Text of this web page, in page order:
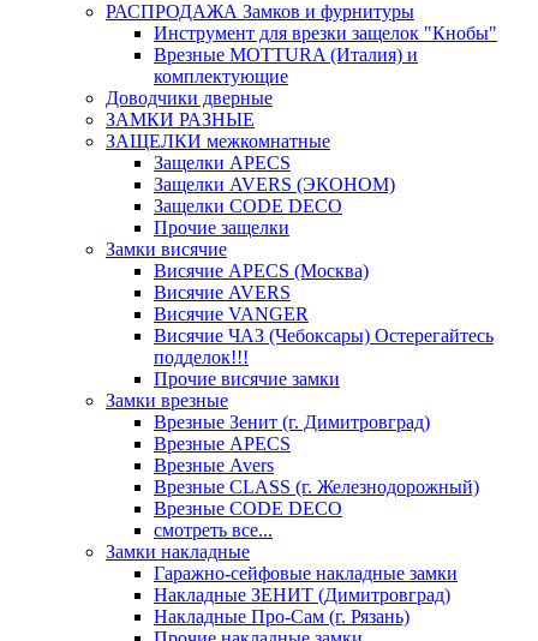
РАСПРОДАЖА Замков и фурнитуры
Инструмент для врезки защелок "Кнобы"
Врезные MOTTURA (Италия) и
комплектующие
Доводчики дверные
ЗАМКИ РАЗНЫЕ
ЗАЩЕЛКИ межкомнатные
Защелки APECS
Защелки AVERS (ЭКОНОМ)
Защелки CODE DECO
Прочие защелки
Замки висячие
Висячие APECS (Москва)
Висячие AVERS
Висячие VANGER
Висячие ЧАЗ (Чебоксары) Остерегайтесь
подделок!!!
Прочие висячие замки
Замки врезные
Врезные Зенит (г. Димитровград)
Врезные APECS
Врезные Avers
Врезные CLASS (г. Железнодорожный)
Врезные CODE DECO
смотреть все...
Замки накладные
Гаражно-сейфовые накладные замки
Накладные ЗЕНИТ (Димитровград)
Накладные Про-Сам (г. Рязань)